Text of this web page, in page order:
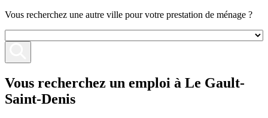
Vous recherchez une autre ville pour votre prestation de ménage ?
Vous recherchez un emploi à Le Gault-
Saint-Denis